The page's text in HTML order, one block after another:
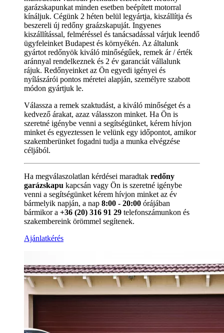
garázskapunkat minden esetben beépített motorral
kínáljuk. Cégünk 2 héten belül legyártja, kiszállítja és
beszereli új redőny graázskapuját. Ingyenes
kiszállítással, felméréssel és tanácsadással várjuk leendő
ügyfeleinket Budapest és környékén. Az általunk
gyártot redőnyök kiváló minőségűek, remek ár / érték
aránnyal rendelkeznek és 2 év garanciát vállalunk
rájuk. Redőnyeinket az Ön egyedi igényei és
nyílászárói pontos méretei alapján, személyre szabott
módon gyártjuk le.
Válassza a remek szaktudást, a kiváló minőséget és a
kedvező árakat, azaz válasszon minket. Ha Ön is
szeretné igénybe venni a segítségünket, kérem hívjon
minket és egyeztessen le velünk egy időpontot, amikor
szakemberünket fogadni tudja a munka elvégzése
céljából.
Ha megválaszolatlan kérdései maradtak redőny
garázskapu kapcsán vagy Ön is szeretné igénybe
venni a segítségünket kérem hívjon minket az év
bármelyik napján, a nap 8:00 - 20:00 órájában
bármikor a +36 (20) 316 91 29 telefonszámunkon és
szakembereink örömmel segítenek.
Ajánlatkérés